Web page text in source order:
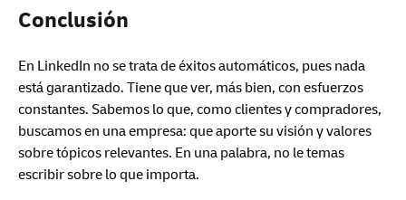
Conclusión
En LinkedIn no se trata de éxitos automáticos, pues nada
está garantizado. Tiene que ver, más bien, con esfuerzos
constantes. Sabemos lo que, como clientes y compradores,
buscamos en una empresa: que aporte su visión y valores
sobre tópicos relevantes. En una palabra, no le temas
escribir sobre lo que importa.